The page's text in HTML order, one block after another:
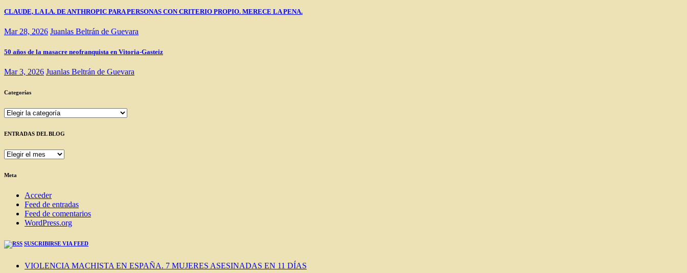
CLAUDE, LA I.A. DE ANTHROPIC PARA PERSONAS CON CRITERIO PROPIO. MERECE LA PENA.
Mar 28, 2026 Juanlas Beltrán de Guevara
50 años de la masacre neofranquista en Vitoria-Gasteiz
Mar 3, 2026 Juanlas Beltrán de Guevara
Categorías
Categorías
ENTRADAS DEL BLOG
ENTRADAS
BLOG
Meta
Acceder
Feed de entradas
Feed de comentarios
WordPress.org
SUSCRIBIRSE VIA FEED
VIOLENCIA MACHISTA EN ESPAÑA. 7 MUJERES ASESINADAS EN 11 DÍAS